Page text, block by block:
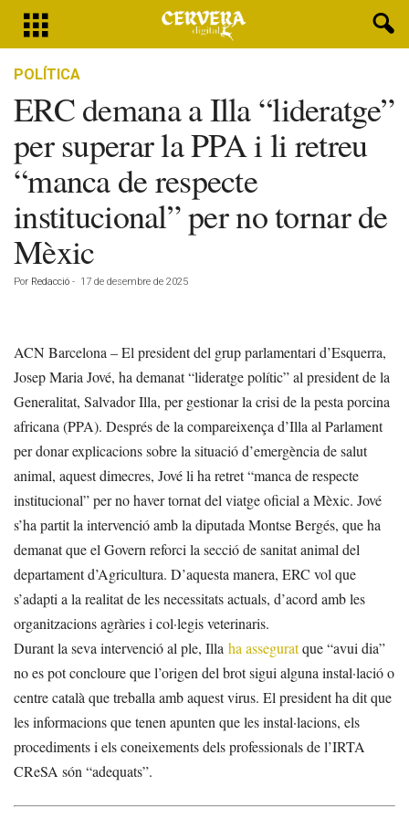
POLÍTICA
ERC demana a Illa “lideratge”
per superar la PPA i li retreu
“manca de respecte
institucional” per no tornar de
Mèxic
Por Redacció - 17 de desembre de 2025
ACN Barcelona – El president del grup parlamentari d’Esquerra,
Josep Maria Jové, ha demanat “lideratge polític” al president de la
Generalitat, Salvador Illa, per gestionar la crisi de la pesta porcina
africana (PPA). Després de la compareixença d’Illa al Parlament
per donar explicacions sobre la situació d’emergència de salut
animal, aquest dimecres, Jové li ha retret “manca de respecte
institucional” per no haver tornat del viatge oficial a Mèxic. Jové
s’ha partit la intervenció amb la diputada Montse Bergés, que ha
demanat que el Govern reforci la secció de sanitat animal del
departament d’Agricultura. D’aquesta manera, ERC vol que
s’adapti a la realitat de les necessitats actuals, d’acord amb les
organitzacions agràries i col·legis veterinaris.
Durant la seva intervenció al ple, Illa ha asseguratque “avui dia”
no es pot concloure que l’origen del brot sigui alguna instal·lació o
centre català que treballa amb aquest virus. El president ha dit que
les informacions que tenen apunten que les instal·lacions, els
procediments i els coneixements dels professionals de l’IRTA
CReSA són “adequats”.